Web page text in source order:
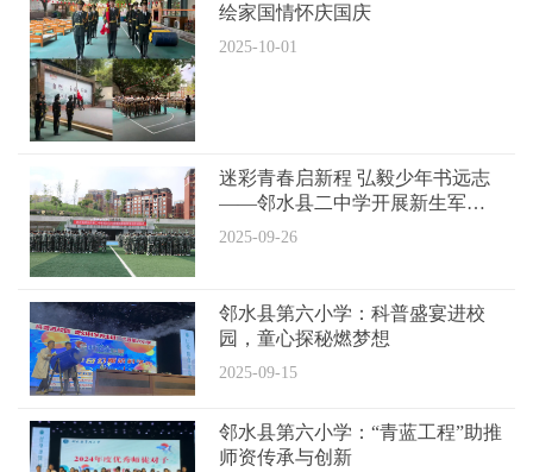
绘家国情怀庆国庆
2025-10-01
迷彩青春启新程 弘毅少年书远志
——邻水县二中学开展新生军训
开训仪式
2025-09-26
邻水县第六小学：科普盛宴进校
园，童心探秘燃梦想
2025-09-15
邻水县第六小学：“青蓝工程”助推
师资传承与创新